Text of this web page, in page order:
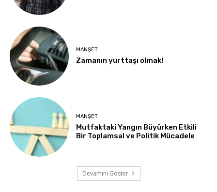
MANŞET
Zamanın yurttaşı olmak!
MANŞET
Mutfaktaki Yangın Büyürken Etkili
Bir Toplamsal ve Politik Mücadele
Devamını Göster